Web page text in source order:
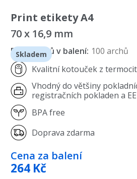
Print etikety A4
70 x 16,9 mm
Skladem
Počet kusů v balení: 100 archů
Kvalitní kotouček z
Vhodný do většiny
registračních pokladen a
BPA free
Doprava zdarma
Cena za balení
264 Kč